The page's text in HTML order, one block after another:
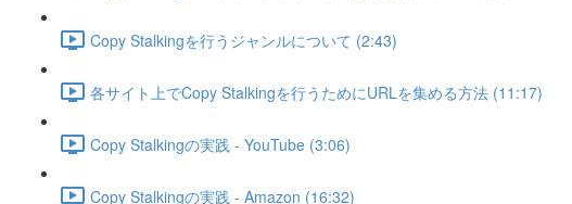
Copy Stalkingを行うジャンルについて (2:43)
各サイト上でCopy Stalkingを行うためにURLを集める方法 (11:17)
Copy Stalkingの実践 - YouTube (3:06)
Copy Stalkingの実践 - Amazon (16:32)